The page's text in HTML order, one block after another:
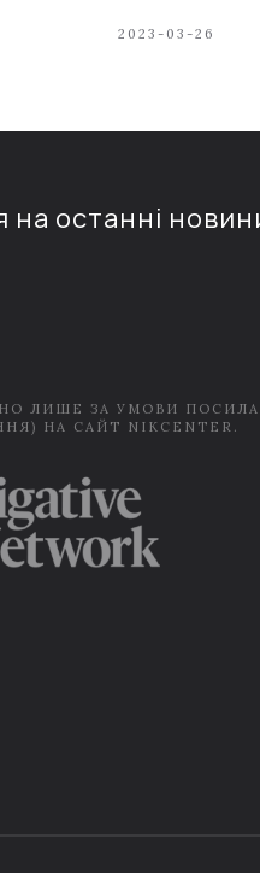
2023-03-26
на останні
ЛИШЕ ЗА УМОВИ
НА САЙТ NIKCENTER.